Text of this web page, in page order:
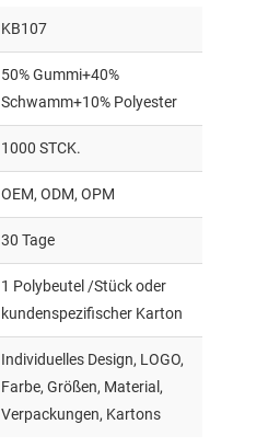
KB107
50% Gummi+40%
Schwamm+10% Polyester
1000 STCK.
OEM, ODM, OPM
30 Tage
1 Polybeutel /Stück oder
kundenspezifischer Karton
Individuelles Design, LOGO,
Farbe, Größen, Material,
Verpackungen, Kartons